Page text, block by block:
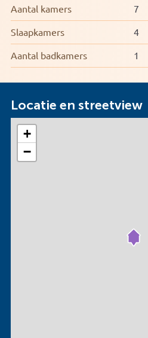
• Energielabel A++
• Garage en oprit voor 2 auto’s
• Hybride warmtepomp uit
eigendom
Aantal kamers 7
Slaapkamers 4
Aantal badkamers 1
Locatie en streetview
+
−